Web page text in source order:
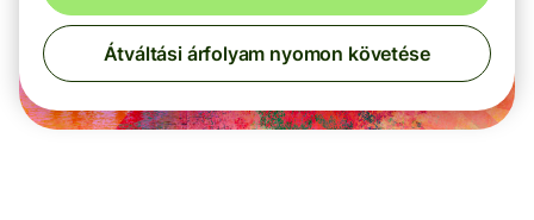
Átváltási árfolyam nyomon követése